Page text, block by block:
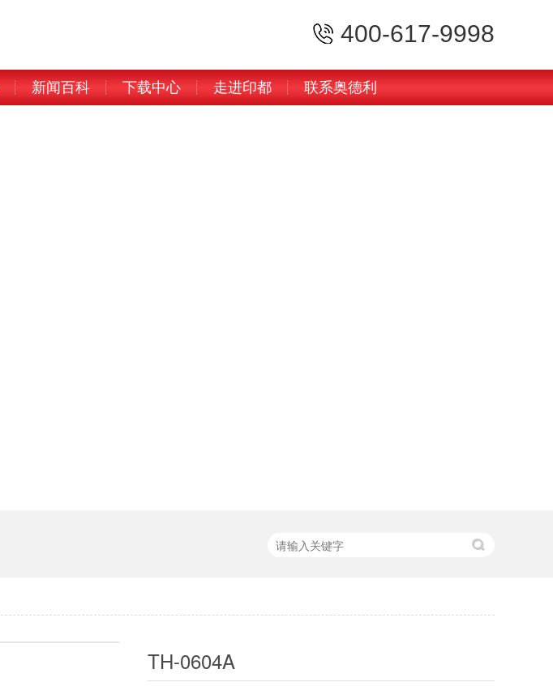
400-617-9998
新闻百科 下载中心 走进印都 联系奥德利
TH-0604A